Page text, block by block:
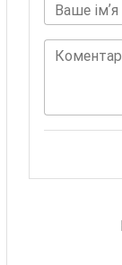
Ваше імʼя
Коментар